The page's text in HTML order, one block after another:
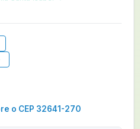
o CEP 32641-270